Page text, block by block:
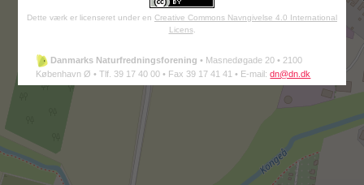
Dette værk er licenseret under en Creative Commons Navngivelse 4.0 International
Licens.
Danmarks Naturfredningsforening • Masnedøgade 20 • 2100
København Ø • Tlf. 39 17 40 00 • Fax 39 17 41 41 • E-mail:dn@dn.dk